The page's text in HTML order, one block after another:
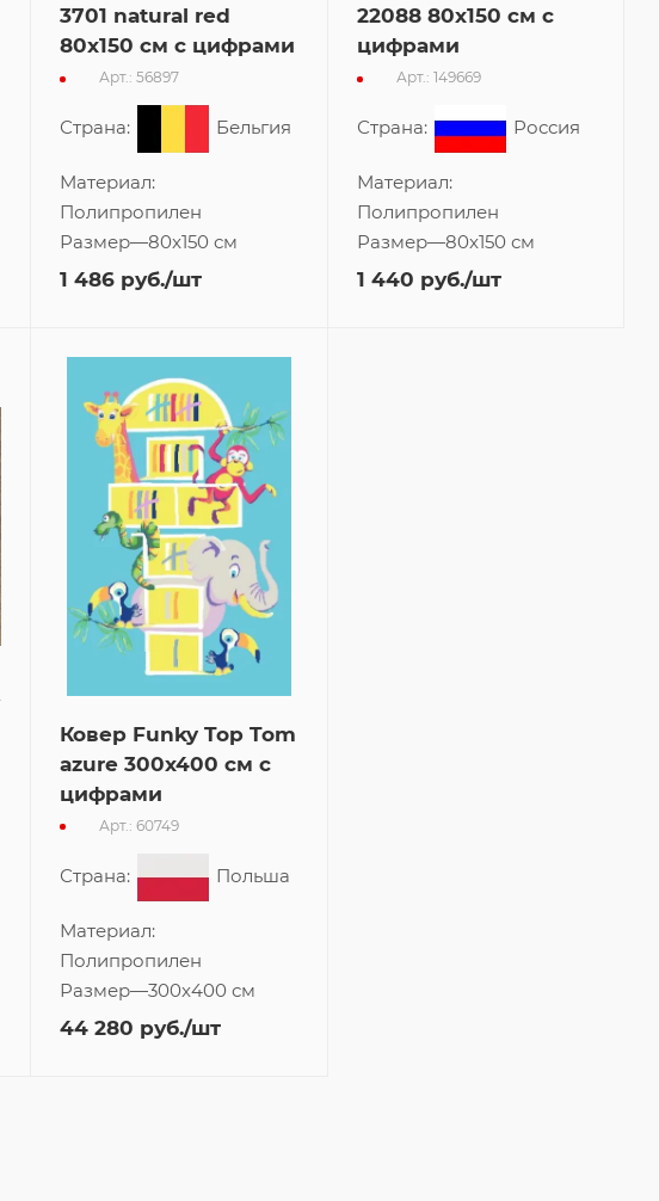
3701 natural red
80x150 см с цифрами
Арт.: 56897
Страна: Бельгия
Материал:
Полипропилен
Размер—80x150 см
1 486 руб./шт
22088 80x150 см с
цифрами
Арт.: 149669
Страна: Россия
Материал:
Полипропилен
Размер—80x150 см
1 440 руб./шт
Ковер Funky Top Tom
azure 300x400 см с
цифрами
Арт.: 60749
Страна: Польша
Материал:
Полипропилен
Размер—300x400 см
44 280 руб./шт